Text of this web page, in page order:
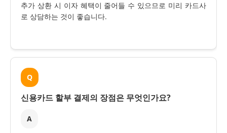
추가 상환 시 이자 혜택이 줄어들 수 있으므로 미리 카드사
로 상담하는 것이 좋습니다.
Q
신용카드 할부 결제의 장점은 무엇인가요?
A